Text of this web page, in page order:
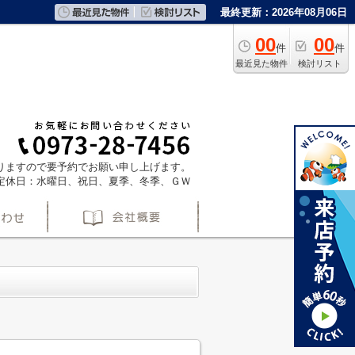
最終更新：2026年08月06日
00件
最近見た物件
00件
検討リスト
すので要予約でお願い申し上げます。
休日：水曜日、祝日、夏季、冬季、ＧＷ